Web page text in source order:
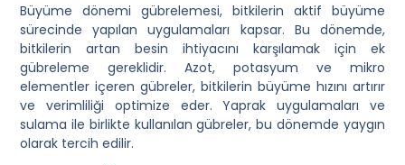
Büyüme dönemi gübrelemesi, bitkilerin aktif büyüme
sürecinde yapılan uygulamaları kapsar. Bu dönemde,
bitkilerin artan besin ihtiyacını karşılamak için ek
gübreleme gereklidir. Azot, potasyum ve mikro
elementler içeren gübreler, bitkilerin büyüme hızını artırır
ve verimliliği optimize eder. Yaprak uygulamaları ve
sulama ile birlikte kullanılan gübreler, bu dönemde yaygın
olarak tercih edilir.